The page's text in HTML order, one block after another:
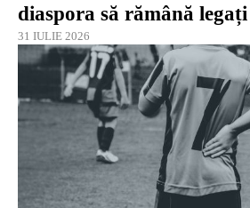
diaspora să rămână
31 IULIE 2026